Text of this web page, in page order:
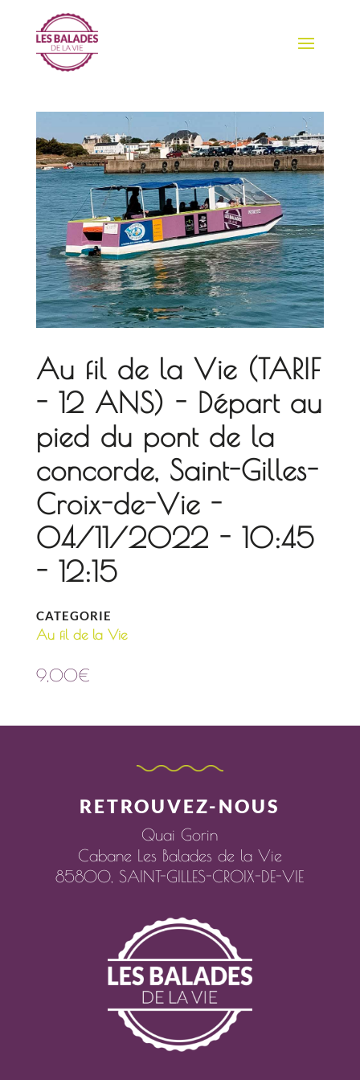
Au fil de la Vie (TARIF
- 12 ANS) - Départ au
pied du pont de la
concorde, Saint-Gilles-
Croix-de-Vie -
04/11/2022 - 10:45
- 12:15
CATEGORIE
Au fil de la Vie
9,00€
RETROUVEZ-NOUS
Quai Gorin
Cabane Les Balades de la Vie
85800,SAINT-GILLES-CROIX-DE-VIE